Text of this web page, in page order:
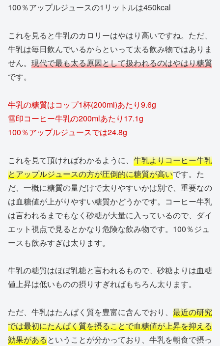
100％アップルジュースの1リットルは450kcal
これを見ると牛乳のカロリーはやはり高いですね。ただ、
牛乳は毎日飲んでいるからといって太る飲み物ではありま
せん。 現代で最も太る原因として扱われるのはやはり糖質
です。
牛乳の糖質はコップ1杯(200ml)あたり9.6g
雪印コーヒー牛乳の200mlあたり17.1g
100％アップルジュースでは24.8g
これを見て頂ければわかるように、 牛乳よりコーヒー牛乳
とアップルジュースの方が圧倒的に糖質が高いです。た
だ、一概に糖質の量だけで太りやすいかは別で、重要なの
は血糖値が上がりやすい糖質かどうかです。コーヒー牛乳
は言われるまでもなく砂糖が大量に入っているので、ダイ
エット視点で見るとかなり危険な飲み物です。100％ジュ
ースも飲みすぎは太ります。
牛乳の糖質はほぼ乳糖と言われるもので、砂糖よりは血糖
値上昇は低いものの摂りすぎればもちろん太ります。
ただ、牛乳はたんぱく質を豊富に含んでおり、 最近の研究
では最初にたんぱく質を摂ることで血糖値が上昇を抑える
効果があるということが分かっており、牛乳を朝食で摂っ